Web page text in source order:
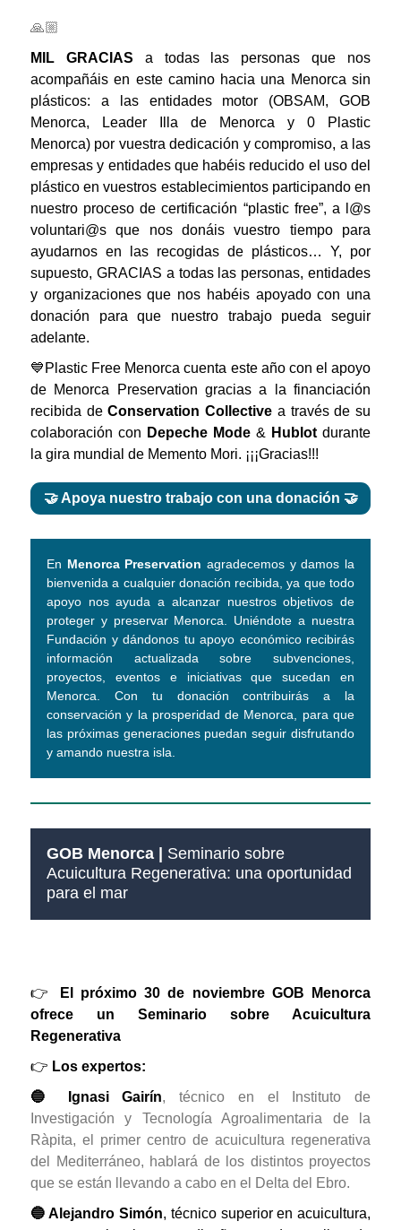
🙏🏼
MIL GRACIAS a todas las personas que nos
acompañáis en este camino hacia una Menorca sin
plásticos: a las entidades motor (OBSAM, GOB
Menorca, Leader Illa de Menorca y 0 Plastic
Menorca) por vuestra dedicación y compromiso, a las
empresas y entidades que habéis reducido el uso del
plástico en vuestros establecimientos participando en
nuestro proceso de certificación “plastic free”, a l@s
voluntari@s que nos donáis vuestro tiempo para
ayudarnos en las recogidas de plásticos… Y, por
supuesto, GRACIAS a todas las personas, entidades
y organizaciones que nos habéis apoyado con una
donación para que nuestro trabajo pueda seguir
adelante.
💙Plastic Free Menorca cuenta este año con el apoyo
de Menorca Preservation gracias a la financiación
recibida deConservation Collective a través de su
colaboración con Depeche Mode & Hublot durante
la gira mundial de Memento Mori. ¡¡¡Gracias!!!
🤝 Apoya nuestro trabajo con una donación 🤝
En Menorca Preservation agradecemos y damos la
bienvenida a cualquier donación recibida, ya que todo
apoyo nos ayuda a alcanzar nuestros objetivos de
proteger y preservar Menorca. Uniéndote a nuestra
Fundación y dándonos tu apoyo económico recibirás
información actualizada sobre subvenciones,
proyectos, eventos e iniciativas que sucedan en
Menorca. Con tu donación contribuirás a la
conservación y la prosperidad de Menorca, para que
las próximas generaciones puedan seguir disfrutando
y amando nuestra isla.
GOB Menorca | Seminario sobre
Acuicultura Regenerativa: una oportunidad
para el mar
👉
El próximo 30 de noviembre GOB Menorca
ofrece un Seminario sobre Acuicultura
Regenerativa
👉 Los expertos:
🔵 Ignasi Gairín, técnico en el Instituto de
Investigación y Tecnología Agroalimentaria de la
Ràpita, el primer centro de acuicultura regenerativa
del Mediterráneo, hablará de los distintos proyectos
que se están llevando a cabo en el Delta del Ebro.
🔵 Alejandro Simón, técnico superior en acuicultura,